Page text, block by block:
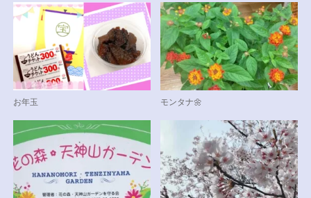
お年玉 モンタナ🌼